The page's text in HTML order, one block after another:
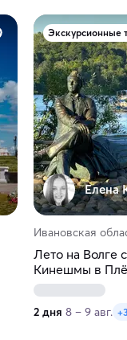
Экскурсионные
Елена
Ивановская
Лето на Волге
Кинешмы в
2 дня 8 – 9 авг.